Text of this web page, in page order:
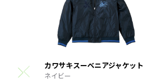
カワサキスーベニアジャケット
ネイビー